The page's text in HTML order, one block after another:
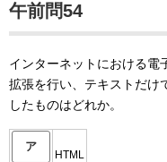
午前問54
インターネットにおける電
拡張を行い、テキストだけ
したものはどれか。
ア
HTML